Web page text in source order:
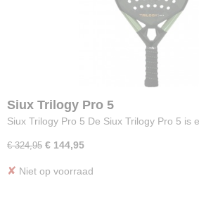
Siux Trilogy Pro 5
Siux Trilogy Pro 5 De Siux Trilogy Pro 5 is
€ 324,95 € 144,95
✘ Niet op voorraad